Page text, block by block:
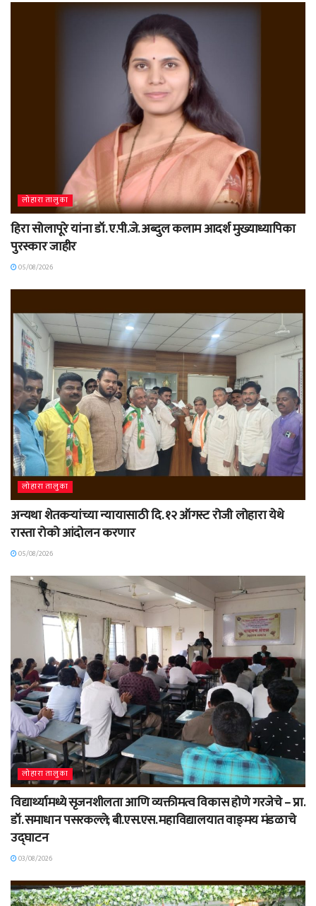
लोहारा तालुका
हिरा सोलापूरे यांना डॉ. ए.पी.जे. अब्दुल कलाम आदर्श मुख्याध्यापिका
पुरस्कार जाहीर
05/08/2026
लोहारा तालुका
अन्यथा शेतकऱ्यांच्या न्यायासाठी दि. १२ ऑगस्ट रोजी लोहारा येथे
रास्ता रोको आंदोलन करणार
05/08/2026
लोहारा तालुका
विद्यार्थ्यामध्ये सृजनशीलता आणि व्यक्तीमत्व विकास होणे गरजेचे – प्रा.
डॉ. समाधान पसरकल्ले; बी.एस.एस. महाविद्यालयात वाङ्‌मय मंडळाचे
उद्घाटन
03/08/2026